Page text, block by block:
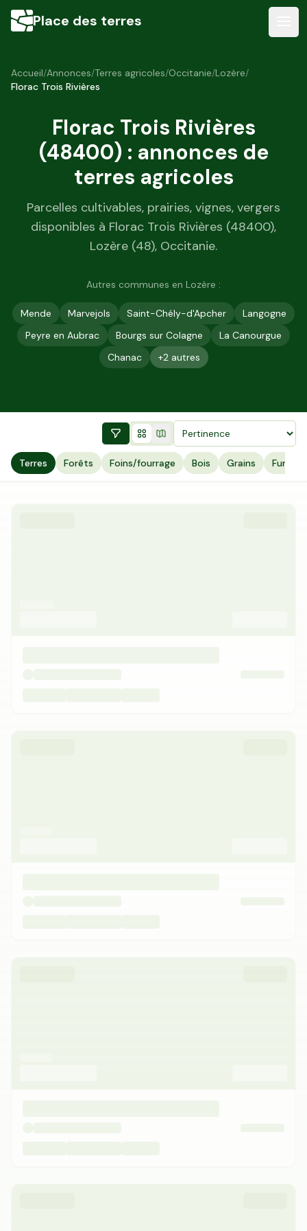
Place des terres
Accueil/Annonces/Terres agricoles/Occitanie/Lozère/
Florac Trois Rivières
Florac Trois Rivières
(48400) : annonces de
terres agricoles
Parcelles cultivables, prairies, vignes, vergers
disponibles à Florac Trois Rivières (48400),
Lozère (48), Occitanie.
Autres communes en Lozère :
Mende Marvejols Saint-Chély-d'Apcher
Langogne
Peyre en Aubrac
Bourgs sur Colagne
La Canourgue
Chanac
+2autres
Terres Forêts Foins/fourrage Bois Grains Fumier